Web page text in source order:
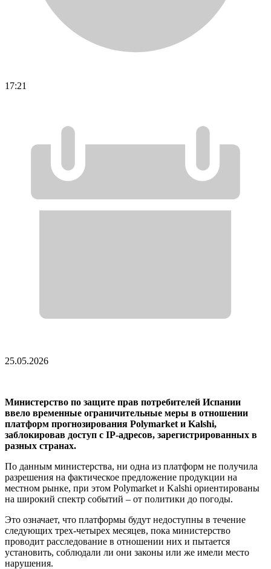
17:21
25.05.2026
Министерство по защите прав потребителей Испании
ввело временные ограничительные меры в отношении
платформ прогнозирования Polymarket и Kalshi,
заблокировав доступ с IP-адресов, зарегистрированных в
разных странах.
По данным министерства, ни одна из платформ не получила
разрешения на фактическое предложение продукции на
местном рынке, при этом Polymarket и Kalshi ориентированы
на широкий спектр событий – от политики до погоды.
Это означает, что платформы будут недоступны в течение
следующих трех-четырех месяцев, пока министерство
проводит расследование в отношении них и пытается
установить, соблюдали ли они законы или же имели место
нарушения.